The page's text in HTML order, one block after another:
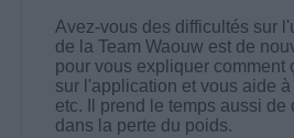
Avez-vous des difficultés sur
de la Team Waouw est de
pour vous expliquer comment
sur l'application et vous aide
etc. Il prend le temps aussi
dans la perte du poids.